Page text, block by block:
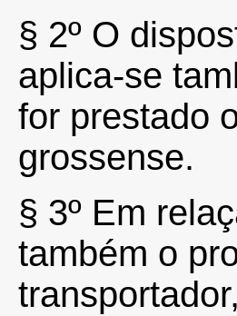
§ 2º O
aplica-se
for prestado
grossense.
§ 3º Em
também o